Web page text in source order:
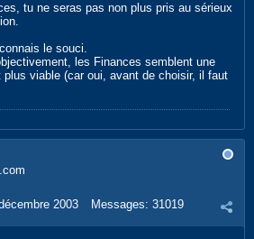
tu ne seras pas non plus pris au sérieux
le souci.
les Finances semblent une
viable (car oui, avant de choisir, il faut
2003 Messages: 31019